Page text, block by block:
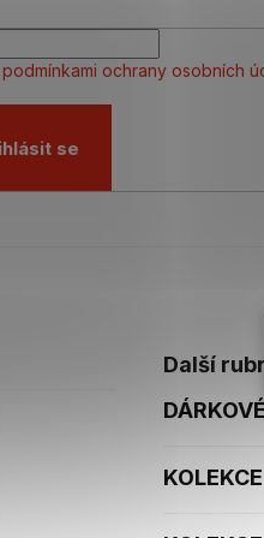
podmínkami ochrany osobních
se
Další